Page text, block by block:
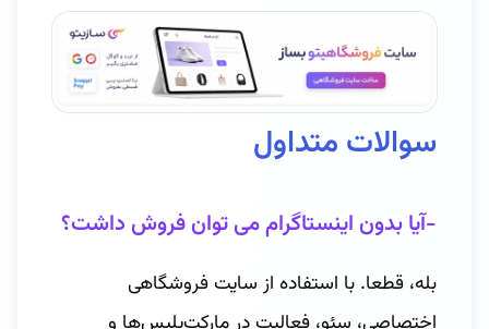
سوالات متداول
-آیا بدون اینستاگرام می توان فروش داشت؟
بله، قطعا. با استفاده از سایت فروشگاهی
اختصاصی، سئو، فعالیت در مارکت‌پلیس‌ها و